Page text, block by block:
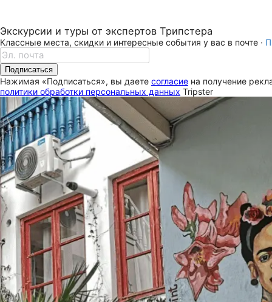
Экскурсии и туры от экспертов Трипстера
Классные места, скидки и интересные события у вас в почте ·
Подписаться
Нажимая «Подписаться», вы даете согласие на получение
политики обработки персональных данных Tripster